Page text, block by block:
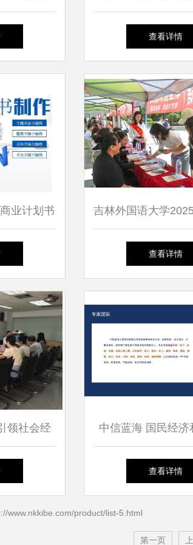
房者解忧 介
查看详情
业计划书
传咨询
吉林外国语大学
招生现场咨询会顺
查看详情
领社会经
航向
中信蓝海 国民经济
展“十四五”规划全
查看详情
www.nkkibe.com/product/list-5.html
第一页